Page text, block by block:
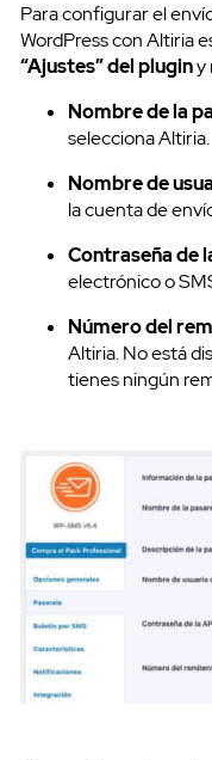
Para configurar el
WordPress con Altiria
“Ajustes” del pluginy
Nombre de la
selecciona Altiria.
Nombre de
la cuenta de
Contraseña de
electrónico o
Número del
Altiria. No está
tienes ningún